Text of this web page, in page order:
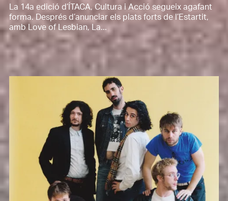
La 14a edició d’ÍTACA, Cultura i Acció segueix agafant
forma. Després d’anunciar els plats forts de l’Estartit,
amb Love of Lesbian, La...